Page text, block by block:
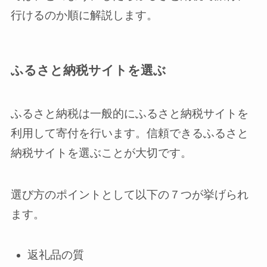
行けるのか順に解説します。
ふるさと納税サイトを選ぶ
ふるさと納税は一般的にふるさと納税サイトを
利用して寄付を行います。信頼できるふるさと
納税サイトを選ぶことが大切です。
選び方のポイントとして以下の７つが挙げられ
ます。
返礼品の質